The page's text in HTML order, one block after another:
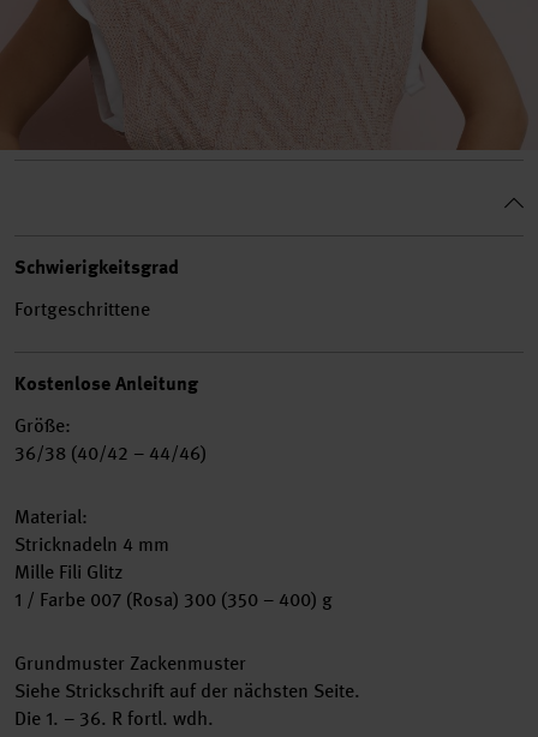
Schwierigkeitsgrad
Fortgeschrittene
Kostenlose Anleitung
Größe:
36/38 (40/42 – 44/46)
Material:
Stricknadeln 4 mm
Mille Fili Glitz
1 / Farbe 007 (Rosa) 300 (350 – 400) g
Grundmuster Zackenmuster
Siehe Strickschrift auf der nächsten Seite.
Die 1. – 36. R fortl. wdh.